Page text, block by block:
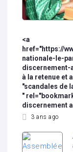
<a
href="https://
nationale-le-
discernement-
à la retenue et
"scandales de
"
discernement
3 ans ago